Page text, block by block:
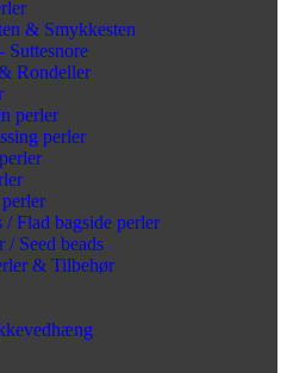
& Smykkesten
Suttesnore
Rondeller
perler
perler
/ Flad bagside perler
/ Seed beads
& Tilbehør